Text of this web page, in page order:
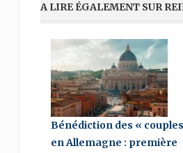
A LIRE ÉGALEMENT SUR
Bénédiction des «
en Allemagne : première